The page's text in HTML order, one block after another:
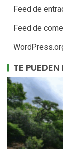
Feed de
Feed de
TE PUEDEN